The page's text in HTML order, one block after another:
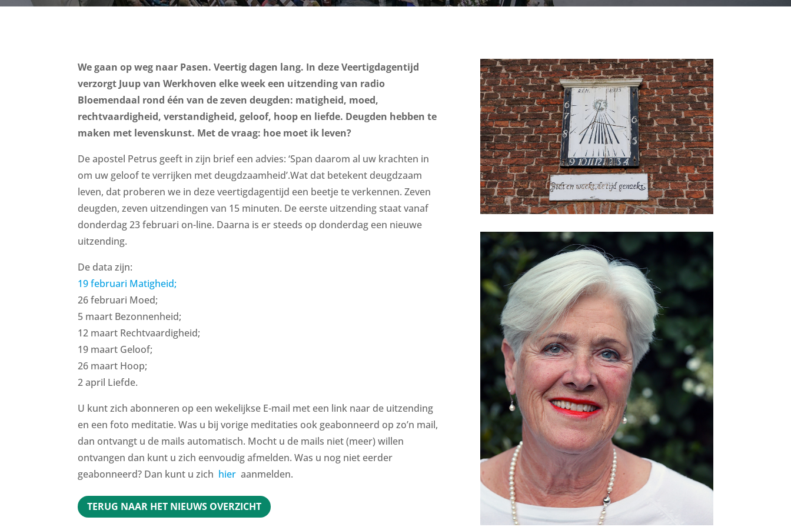
We gaan op weg naar Pasen. Veertig dagen lang. In deze Veertigdagentijd
verzorgt Juup van Werkhoven elke week een uitzending van radio
Bloemendaal rond één van de zeven deugden: matigheid, moed,
rechtvaardigheid, verstandigheid, geloof, hoop en liefde. Deugden hebben te
maken met levenskunst. Met de vraag: hoe moet ik leven?
De apostel Petrus geeft in zijn brief een advies: ‘Span daarom al uw krachten in
om uw geloof te verrijken met deugdzaamheid’.Wat dat betekent deugdzaam
leven, dat proberen we in deze veertigdagentijd een beetje te verkennen. Zeven
deugden, zeven uitzendingen van 15 minuten. De eerste uitzending staat vanaf
donderdag 23 februari on-line. Daarna is er steeds op donderdag een nieuwe
uitzending.
De data zijn:
19 februari Matigheid;
26 februari Moed;
5 maart Bezonnenheid;
12 maart Rechtvaardigheid;
19 maart Geloof;
26 maart Hoop;
2 april Liefde.
U kunt zich abonneren op een wekelijkse E-mail met een link naar de uitzending
en een foto meditatie. Was u bij vorige meditaties ook geabonneerd op zo’n mail,
dan ontvangt u de mails automatisch. Mocht u de mails niet (meer) willen
ontvangen dan kunt u zich eenvoudig afmelden. Was u nog niet eerder
geabonneerd? Dan kunt u zich hier aanmelden.
TERUG NAAR HET NIEUWS OVERZICHT